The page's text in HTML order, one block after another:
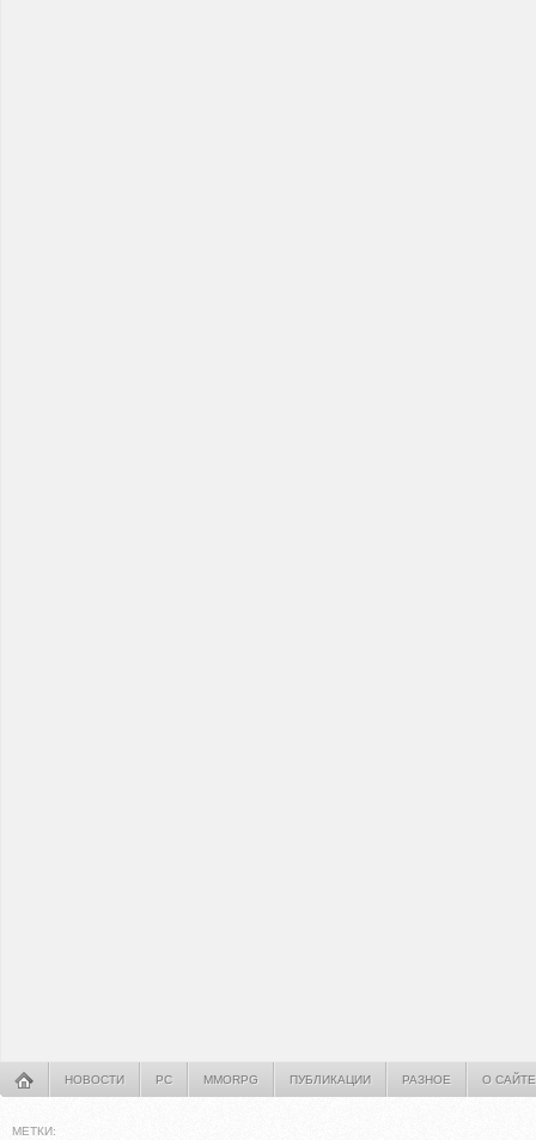
НОВОСТИ PC MMORPG ПУБЛИКАЦИИ РАЗНОЕ О САЙТЕ
МЕТКИ: